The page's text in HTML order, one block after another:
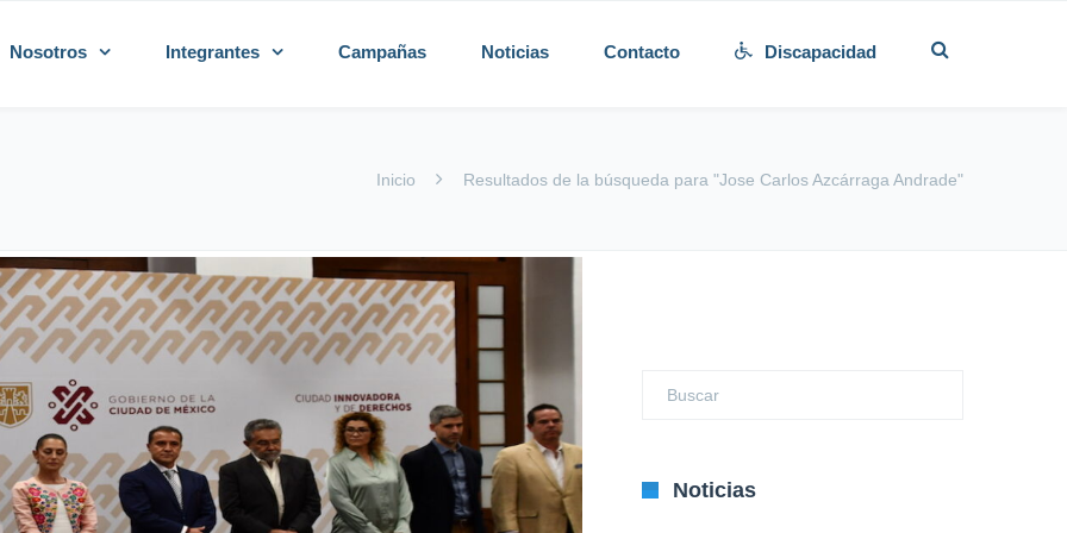
Nosotros Integrantes Campañas Noticias Contacto Discapacidad
Inicio Resultados de la búsqueda para "Jose Carlos Azcárraga Andrade"
Noticias